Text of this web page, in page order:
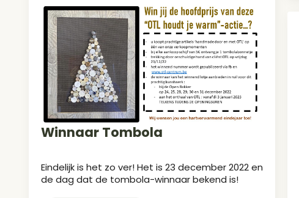
Winnaar Tombola
Eindelijk is het zo ver! Het is 23 december 2022 en
de dag dat de tombola-winnaar bekend is!